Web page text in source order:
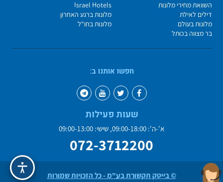
השוואת מחירי מלונות
Israel Hotels
דילים לאילת
מלונות ברגע האחרון
מלונות בעולם
מלונות בחו"ל
בר מצווה בכותל
חפשו אותנו ב:
שעות פעילות
א'-ה': 09:00-18:00, שישי: 09:00-13:00
072-3712200
© בייטק תקשורת בע"מ - כל הזכויות שמורות